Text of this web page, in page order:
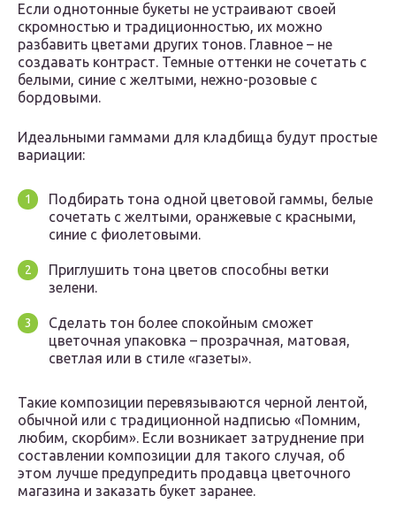
Если однотонные букеты не устраивают своей
скромностью и традиционностью, их можно
разбавить цветами других тонов. Главное – не
создавать контраст. Темные оттенки не сочетать с
белыми, синие с желтыми, нежно-розовые с
бордовыми.
Идеальными гаммами для кладбища будут простые
вариации:
Подбирать тона одной цветовой гаммы, белые
сочетать с желтыми, оранжевые с красными,
синие с фиолетовыми.
Приглушить тона цветов способны ветки
зелени.
Сделать тон более спокойным сможет
цветочная упаковка – прозрачная, матовая,
светлая или в стиле «газеты».
Такие композиции перевязываются черной лентой,
обычной или с традиционной надписью «Помним,
любим, скорбим». Если возникает затруднение при
составлении композиции для такого случая, об
этом лучше предупредить продавца цветочного
магазина и заказать букет заранее.